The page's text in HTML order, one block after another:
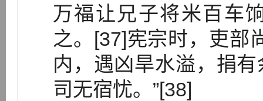
万福让兄子将米百车
之。[37]宪宗时，吏部
内，遇凶旱水溢，捐
司无宿忧。”[38]